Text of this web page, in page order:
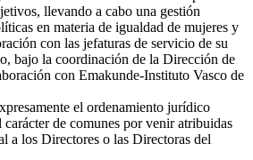
llevando a cabo una gestión
en materia de igualdad de mujeres y
con las jefaturas de servicio de su
bajo la coordinación de la Dirección de
con Emakunde-Instituto Vasco de
el ordenamiento jurídico
carácter de comunes por venir atribuidas
a los Directores o las Directoras del